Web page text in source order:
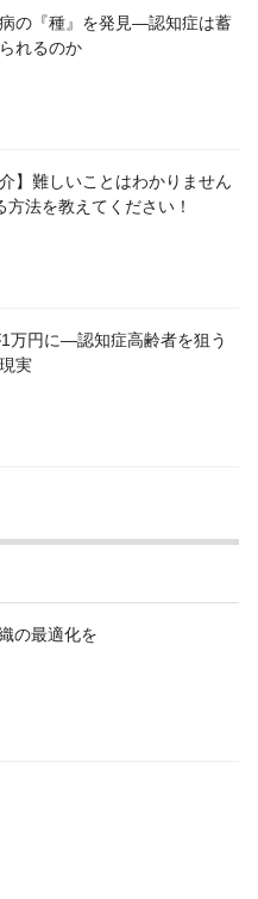
の『種』を発見―認知症は蓄
れるのか
】難しいことはわかりません
法を教えてください！
万円に―認知症高齢者を狙う
実
の最適化を